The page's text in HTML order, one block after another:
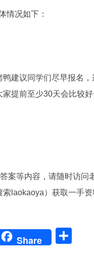
情况如下：
建议同学们尽早报名，
提前至少30天会比较好
案等内容，请随时访问
laokaoya）获取一手资
Share